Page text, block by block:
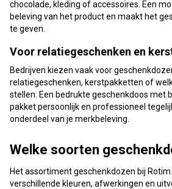
chocolade, kleding of accessoires. Een
beleving van het product en maakt het
te geven.
Voor relatiegeschenken en
Bedrijven kiezen vaak voor
relatiegeschenken, kerstpakketten of
stellen. Een bedrukte geschenkdoos met
pakket persoonlijk en professioneel
onderdeel van je merkbeleving.
Welke soorten
Het assortiment geschenkdozen bij
verschillende kleuren, afwerkingen en